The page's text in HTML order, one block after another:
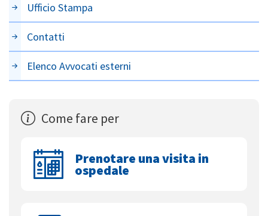
Ufficio Stampa
Contatti
Elenco Avvocati esterni
Come fare per
Prenotare una visita in
ospedale